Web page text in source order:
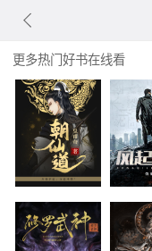
更多热门好书在线看